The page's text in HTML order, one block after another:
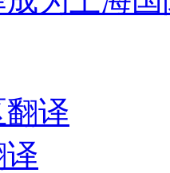
译